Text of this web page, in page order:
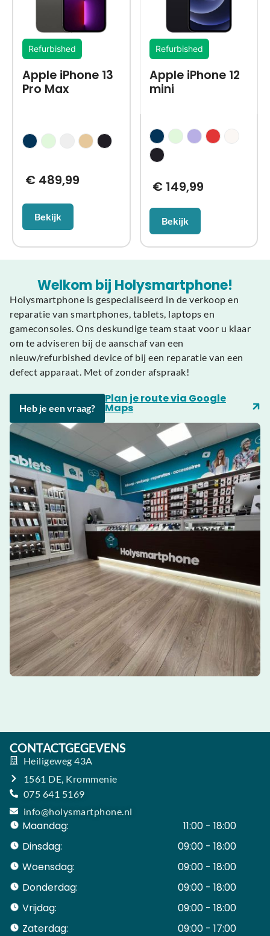
Refurbished
Apple iPhone 13
Pro Max
€489,99
Bekijk
Refurbished
Apple iPhone 12
mini
€ 149,99
Bekijk
Welkom bij Holysmartphone!
Holysmartphone is gespecialiseerd in de verkoop en
reparatie van smartphones, tablets, laptops en
gameconsoles. Ons deskundige team staat voor u klaar
om te adviseren bij de aanschaf van een
nieuw/refurbished device of bij een reparatie van een
defect apparaat. Met of zonder afspraak!
Heb je een vraag?
Plan je route via Google
Maps
CONTACTGEGEVENS
Heiligeweg 43A
1561 DE, Krommenie
075 641 5169
info@holysmartphone.nl
Maandag:
11:00 - 18:00
Dinsdag:
09:00 - 18:00
Woensdag:
09:00 - 18:00
Donderdag:
09:00 - 18:00
Vrijdag:
09:00 - 18:00
Zaterdag:
09:00 - 17:00